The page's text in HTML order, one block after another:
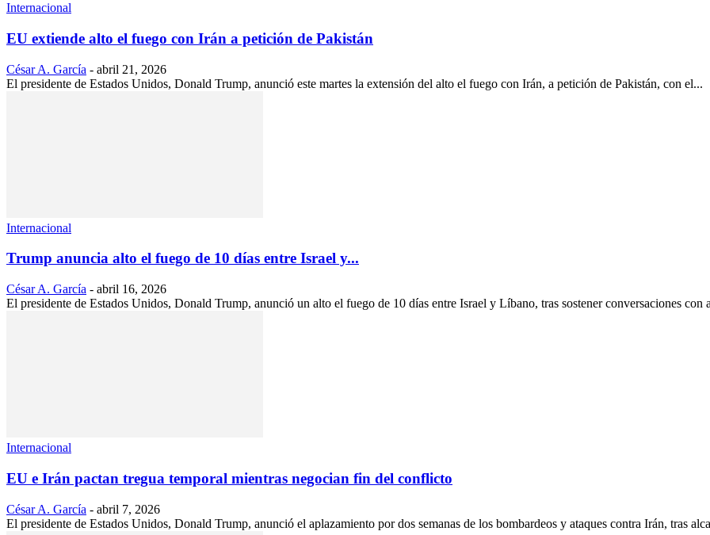
Internacional
EU extiende alto el fuego con Irán a petición de Pakistán
César A. García - abril 21, 2026
El presidente de Estados Unidos, Donald Trump, anunció este martes la extensión del alto el fuego con Irán, a petición de Pakistán, con el...
Internacional
Trump anuncia alto el fuego de 10 días entre Israel y...
César A. García - abril 16, 2026
El presidente de Estados Unidos, Donald Trump, anunció un alto el fuego de 10 días entre Israel y Líbano, tras sostener conversaciones con
Internacional
EU e Irán pactan tregua temporal mientras negocian fin del conflicto
César A. García - abril 7, 2026
El presidente de Estados Unidos, Donald Trump, anunció el aplazamiento por dos semanas de los bombardeos y ataques contra Irán, tras